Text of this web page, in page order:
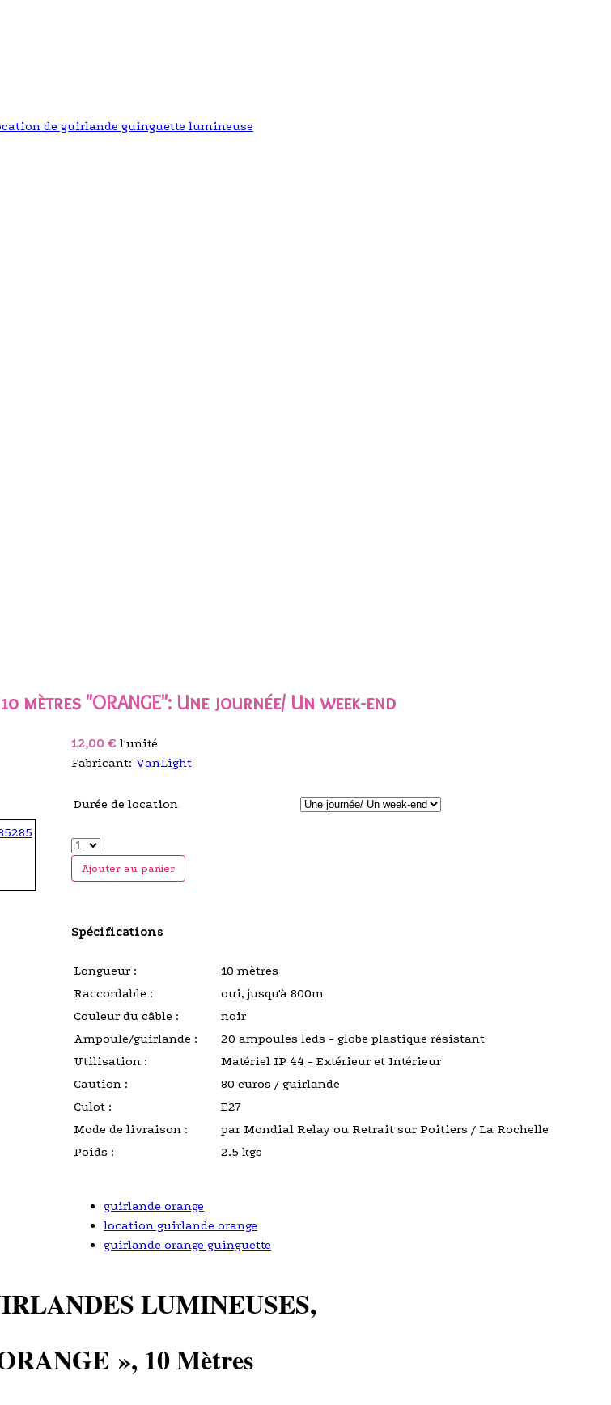
mètres "ORANGE": Une journée/ Un week-end
12,00 € l'unité
Fabricant: VanLight
Durée de location
Ajouter au panier
Spécifications
Longueur :
10 mètres
Raccordable :
oui, jusqu'à 800m
Couleur du câble :
noir
Ampoule/guirlande :
20 ampoules leds - globe plastique résistant
Utilisation :
Matériel IP 44 - Extérieur et Intérieur
Caution :
80 euros / guirlande
Culot :
E27
Mode de livraison :
par Mondial Relay ou Retrait sur Poitiers / La Rochelle
Poids :
2.5 kgs
guirlande orange
location guirlande orange
guirlande orange guinguette
LUMINEUSES,
», 10 Mètres